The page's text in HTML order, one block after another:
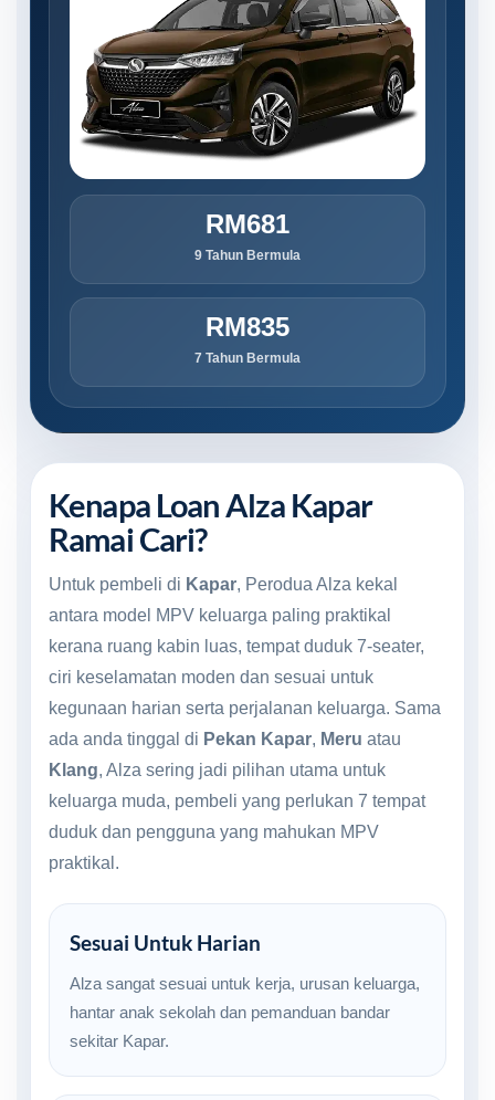
RM681
9 Tahun Bermula
RM835
7 Tahun Bermula
Kenapa Loan Alza Kapar
Ramai Cari?
Untuk pembeli di Kapar, Perodua Alza kekal
antara model MPV keluarga paling praktikal
kerana ruang kabin luas, tempat duduk 7-seater,
ciri keselamatan moden dan sesuai untuk
kegunaan harian serta perjalanan keluarga. Sama
ada anda tinggal di Pekan Kapar, Meru atau
Klang, Alza sering jadi pilihan utama untuk
keluarga muda, pembeli yang perlukan 7 tempat
duduk dan pengguna yang mahukan MPV
praktikal.
Sesuai Untuk Harian
Alza sangat sesuai untuk kerja, urusan keluarga,
hantar anak sekolah dan pemanduan bandar
sekitar Kapar.